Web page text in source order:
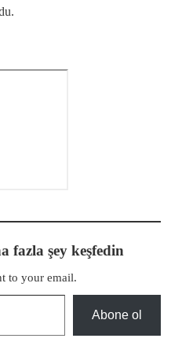
fazla şey keşfedin
to your email.
Abone ol